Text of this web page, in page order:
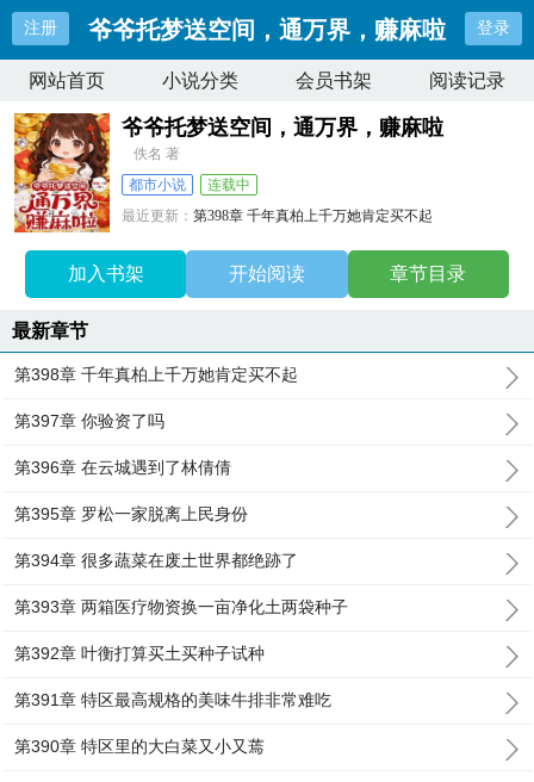
注册 爷爷托梦送空间，通万界，赚麻啦 登录
网站首页 小说分类 会员书架 阅读记录
爷爷托梦送空间，通万界，赚麻啦
佚名 著
都市小说
连载中
最近更新：第398章 千年真柏上千万她肯定买不起
加入书架 开始阅读 章节目录
最新章节
第398章 千年真柏上千万她肯定买不起
第397章 你验资了吗
第396章 在云城遇到了林倩倩
第395章 罗松一家脱离上民身份
第394章 很多蔬菜在废土世界都绝跡了
第393章 两箱医疗物资换一亩净化土两袋种子
第392章 叶衡打算买土买种子试种
第391章 特区最高规格的美味牛排非常难吃
第390章 特区里的大白菜又小又蔫